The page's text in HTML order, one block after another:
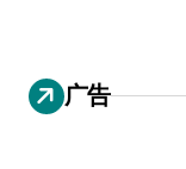
广告